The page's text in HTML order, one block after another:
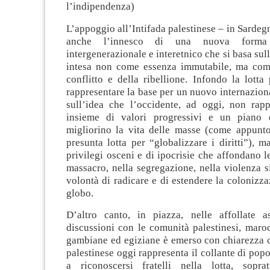
l’indipendenza)
L’appoggio all’Intifada palestinese – in
anche l’innesco di una nuova
intergenerazionale e interetnico che si basa
intesa non come essenza immutabile, ma
conflitto e della ribellione. Infondo la lotta
rappresentare la base per un nuovo
sull’idea che l’occidente, ad oggi, non
insieme di valori progressivi e un piano
migliorino la vita delle masse (come
presunta lotta per “globalizzare i diritti”),
privilegi osceni e di ipocrisie che affondano
massacro, nella segregazione, nella violenza
volontà di radicare e di estendere la
globo.
D’altro canto, in piazza, nelle affollate
discussioni con le comunità palestinesi,
gambiane ed egiziane è emerso con chiarezza
palestinese oggi rappresenta il collante di
a riconoscersi fratelli nella lotta,